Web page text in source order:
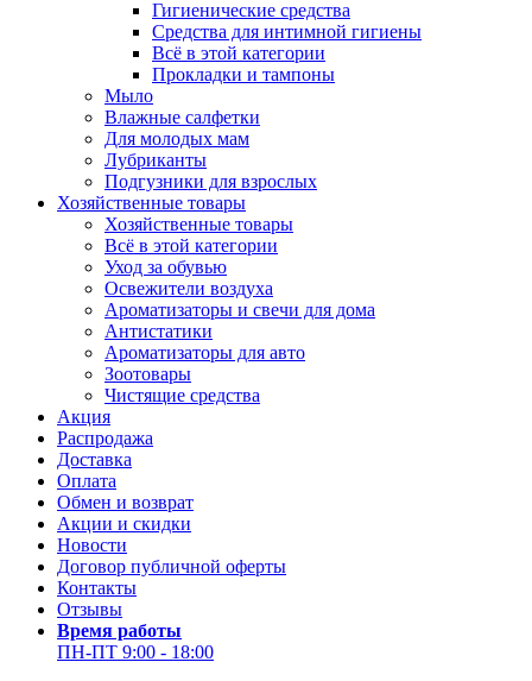
Гигиенические средства
Средства для интимной гигиены
Всё в этой категории
Прокладки и тампоны
Мыло
Влажные салфетки
Для молодых мам
Лубриканты
Подгузники для взрослых
Хозяйственные товары
Хозяйственные товары
Всё в этой категории
Уход за обувью
Освежители воздуха
Ароматизаторы и свечи для дома
Антистатики
Ароматизаторы для авто
Зоотовары
Чистящие средства
Акция
Распродажа
Доставка
Оплата
Обмен и возврат
Акции и скидки
Новости
Договор публичной оферты
Контакты
Отзывы
Время работы
ПН-ПТ 9:00 - 18:00